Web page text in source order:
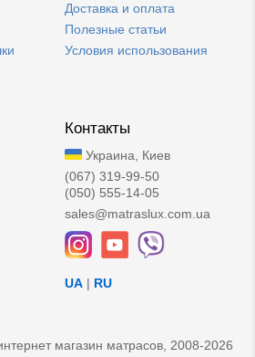
Доставка и оплата
Полезные статьи
Условия использования
Контакты
Украина, Киев
(067) 319-99-50
(050) 555-14-05
sales@matraslux.com.ua
UA | RU
магазин матрасов, 2008-2026